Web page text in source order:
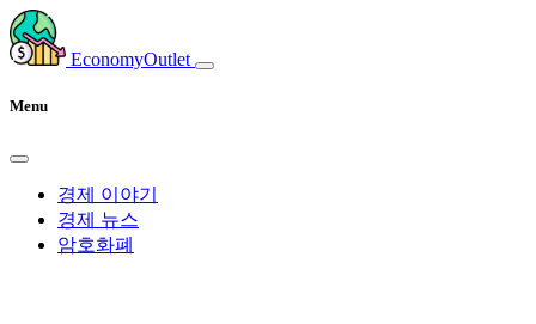
EconomyOutlet
Menu
경제 이야기
경제 뉴스
암호화폐